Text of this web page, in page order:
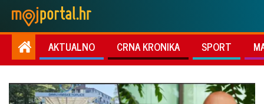
AKTUALNO CRNA KRONIKA SPORT